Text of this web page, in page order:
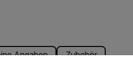
Angaben Zubehör
options below to access the